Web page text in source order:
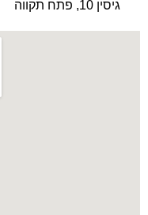
גיסין 10, פתח תקווה